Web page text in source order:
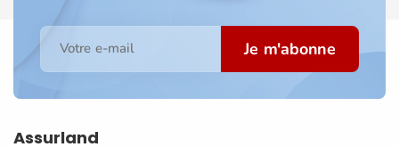
Votre e-mail Je m'abonne
Assurland